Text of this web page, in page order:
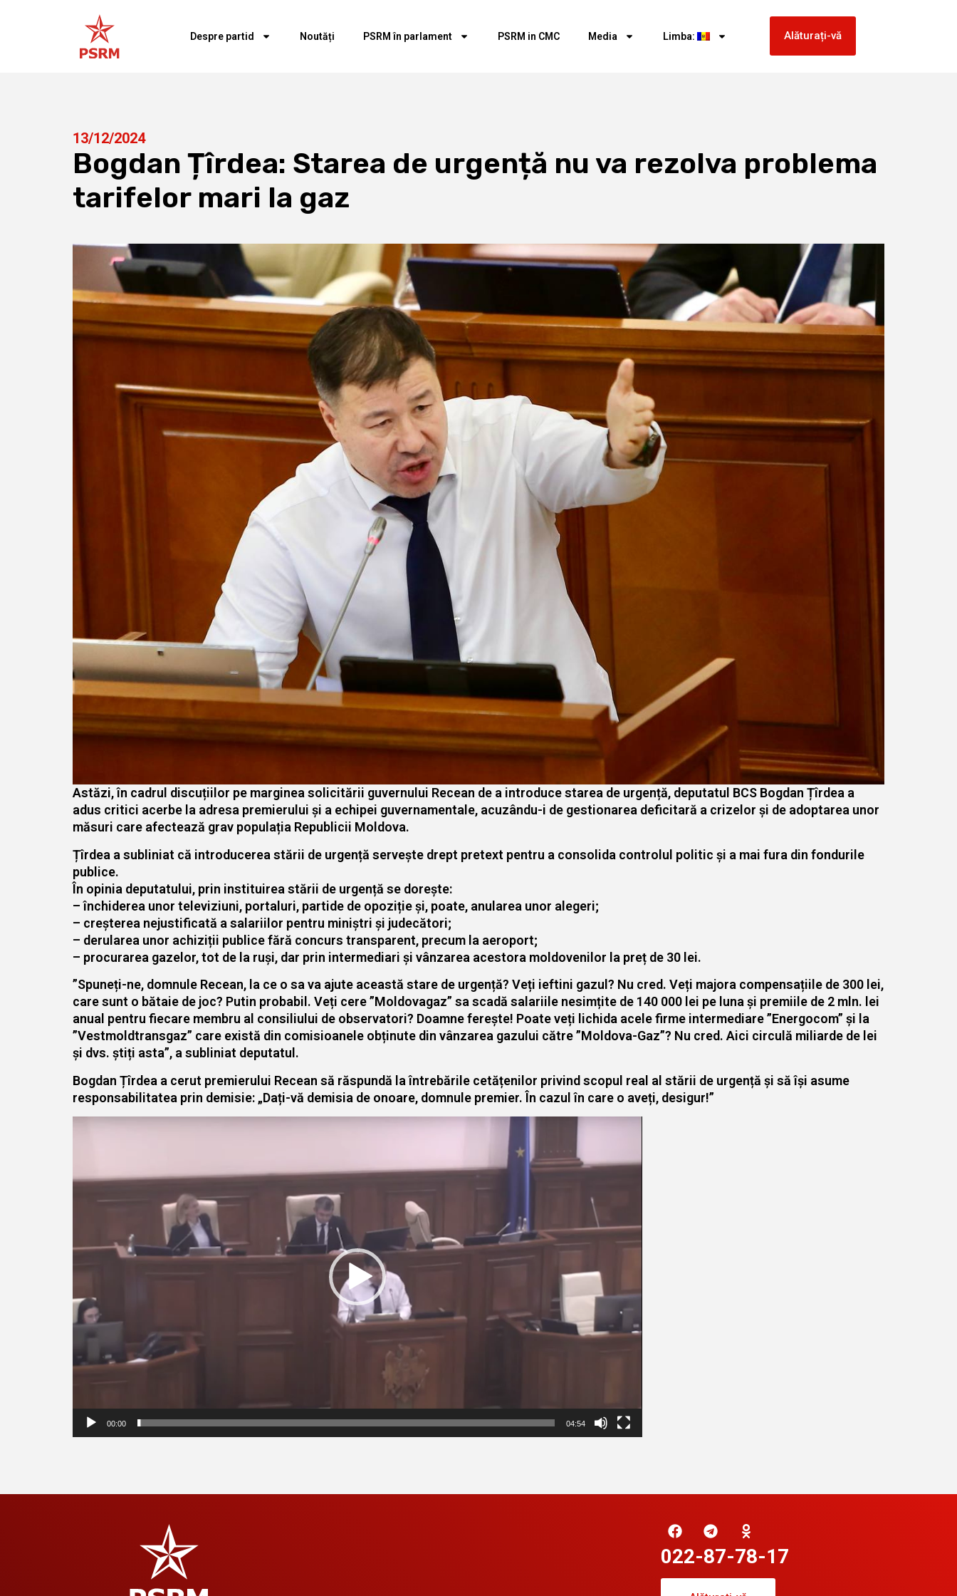
Despre partid Noutăți PSRM în parlament PSRM in CMC Media Limba: Alăturați-vă
13/12/2024
Bogdan Țîrdea: Starea de urgență nu va rezolva problema
tarifelor mari la gaz
Astăzi, în cadrul discuțiilor pe marginea solicitării guvernului Recean de a introduce starea de urgență, deputatul BCS Bogdan Țîrdea a
adus critici acerbe la adresa premierului și a echipei guvernamentale, acuzându-i de gestionarea deficitară a crizelor și de adoptarea unor
măsuri care afectează grav populația Republicii Moldova.
Țîrdea a subliniat că introducerea stării de urgență servește drept pretext pentru a consolida controlul politic și a mai fura din fondurile
publice.
În opinia deputatului, prin instituirea stării de urgență se dorește:
– închiderea unor televiziuni, portaluri, partide de opoziție și, poate, anularea unor alegeri;
– creșterea nejustificată a salariilor pentru miniștri și judecători;
– derularea unor achiziții publice fără concurs transparent, precum la aeroport;
– procurarea gazelor, tot de la ruși, dar prin intermediari și vânzarea acestora moldovenilor la preț de 30 lei.
”Spuneți-ne, domnule Recean, la ce o sa va ajute această stare de urgență? Veți ieftini gazul? Nu cred. Veți majora compensațiile de 300 lei,
care sunt o bătaie de joc? Putin probabil. Veți cere ”Moldovagaz” sa scadă salariile nesimțite de 140 000 lei pe luna și premiile de 2 mln. lei
anual pentru fiecare membru al consiliului de observatori? Doamne ferește! Poate veți lichida acele firme intermediare ”Energocom” și la
”Vestmoldtransgaz” care există din comisioanele obținute din vânzarea gazului către ”Moldova-Gaz”? Nu cred. Aici circulă miliarde de lei
și dvs. știți asta”, a subliniat deputatul.
Bogdan Țîrdea a cerut premierului Recean să răspundă la întrebările cetățenilor privind scopul real al stării de urgență și să își asume
responsabilitatea prin demisie: „Dați-vă demisia de onoare, domnule premier. În cazul în care o aveți, desigur!”
Player
00:00 04:54
022-87-78-17